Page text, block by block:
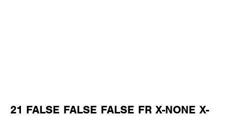
21 FALSE FALSE FALSE FR X-NONE X-